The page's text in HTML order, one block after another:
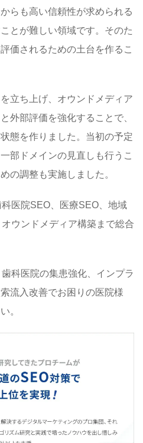
らも高い信頼性が求められる
とが難しい領域です。そのた
価されるための土台を作るこ
立ち上げ、オウンドメディア
外部評価を強化することで、
態を作りました。当初の予定
部ドメインの見直しも行うこ
の調整も実施しました。
医院SEO、医療SEO、地域
ウンドメディア構築まで総合
科医院の集患強化、インプラ
流入改善でお困りの医院様
。